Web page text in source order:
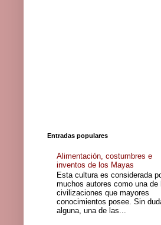
Entradas populares
Alimentación, costumbres e
inventos de los Mayas
Esta cultura es considerada
muchos autores como una de
civilizaciones que mayores
conocimientos posee. Sin
alguna, una de las...